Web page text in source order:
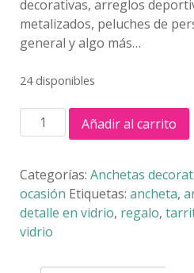
decorativas, arreglos
metalizados, peluches de
general y algo más…
24 disponibles
TARRITO
DECORADO
Añadir al carrito
Categorías: Anchetas
ocasión Etiquetas: ancheta,
detalle en vidrio, regalo,
vidrio